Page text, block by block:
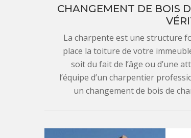
CHANGEMENT DE BOIS
La charpente est une structure
place la toiture de votre
soit du fait de l’âge ou d’une
l’équipe d’un charpentier
un changement de bois de